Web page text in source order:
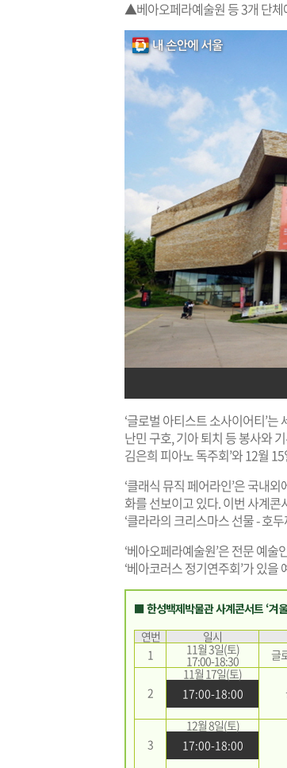
▲베아오페라예술원 등 3개 단체
‘글로벌 아티스트 소사이어티’
난민 구호, 기아 퇴치 등 봉사와
김은희 피아노 독주회’와 12월
‘클래식 뮤직 페어라인’은 국내
화를 선보이고 있다. 이번 사계콘
‘클라라의 크리스마스 선물 - 호
‘베아오페라예술원’은 전문 예
‘베아코러스 정기연주회’가 있을
■ 한성백제박물관 사계콘서트 ‘겨
연번
일시
1
11월 3일(토)
17:00-18:30 글
2
11월 17일(토)
17:00-18:00
3
12월 8일(토)
17:00-18:00